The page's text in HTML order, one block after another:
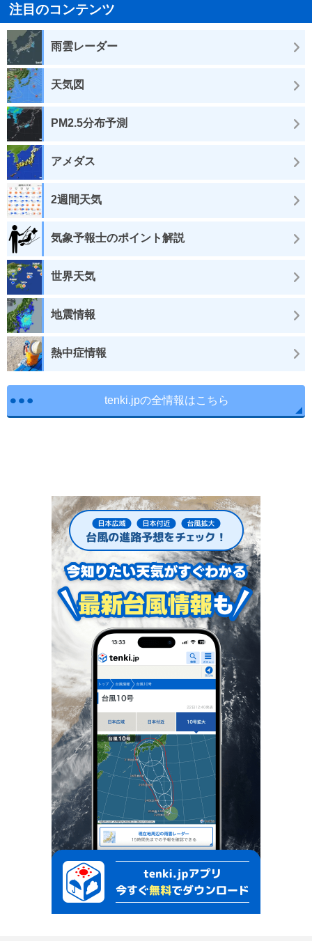
注目のコンテンツ
雨雲レーダー
天気図
PM2.5分布予測
アメダス
2週間天気
気象予報士のポイント解説
世界天気
地震情報
熱中症情報
tenki.jpの全情報はこちら